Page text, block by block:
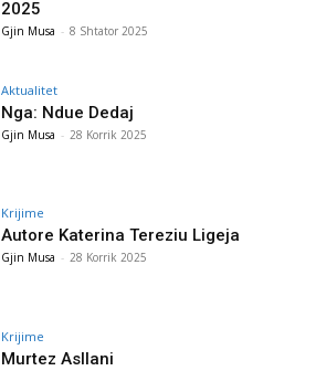
2025
Gjin Musa - 8 Shtator 2025
Aktualitet
Nga: Ndue Dedaj
Gjin Musa - 28 Korrik 2025
Krijime
Autore Katerina Tereziu Ligeja
Gjin Musa - 28 Korrik 2025
Krijime
Murtez Asllani